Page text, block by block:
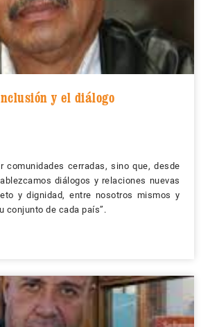
y el diálogo
comunidades cerradas, sino que, desde
diálogos y relaciones nuevas
y dignidad, entre nosotros mismos y
conjunto de cada país”.